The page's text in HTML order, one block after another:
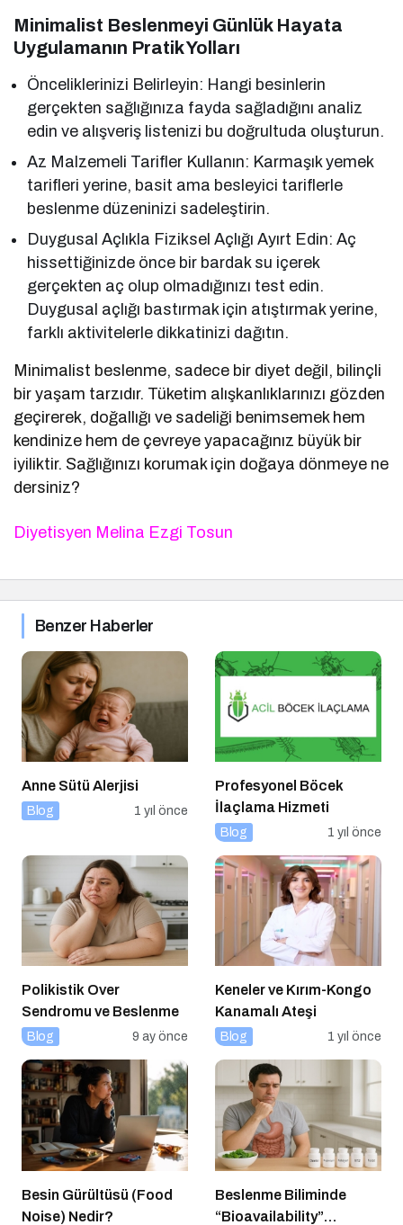
Minimalist Beslenmeyi Günlük Hayata
Uygulamanın Pratik Yolları
Önceliklerinizi Belirleyin: Hangi besinlerin
gerçekten sağlığınıza fayda sağladığını analiz
edin ve alışveriş listenizi bu doğrultuda oluşturun.
Az Malzemeli Tarifler Kullanın: Karmaşık yemek
tarifleri yerine, basit ama besleyici tariflerle
beslenme düzeninizi sadeleştirin.
Duygusal Açlıkla Fiziksel Açlığı Ayırt Edin: Aç
hissettiğinizde önce bir bardak su içerek
gerçekten aç olup olmadığınızı test edin.
Duygusal açlığı bastırmak için atıştırmak yerine,
farklı aktivitelerle dikkatinizi dağıtın.
Minimalist beslenme, sadece bir diyet değil, bilinçli
bir yaşam tarzıdır. Tüketim alışkanlıklarınızı gözden
geçirerek, doğallığı ve sadeliği benimsemek hem
kendinize hem de çevreye yapacağınız büyük bir
iyiliktir. Sağlığınızı korumak için doğaya dönmeye ne
dersiniz?
Diyetisyen Melina Ezgi Tosun
Benzer Haberler
Anne Sütü Alerjisi
Blog 1 yıl önce
Profesyonel Böcek
İlaçlama Hizmeti
Blog 1 yıl önce
Polikistik Over
Sendromu ve Beslenme
Blog 9 ay önce
Keneler ve Kırım-Kongo
Kanamalı Ateşi
Blog 1 yıl önce
Besin Gürültüsü (Food
Noise) Nedir?
Beslenme Biliminde
“Bioavailability”